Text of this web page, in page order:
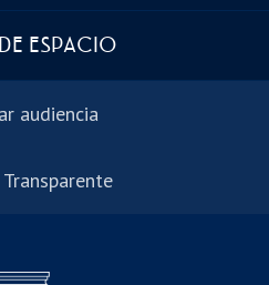
ESPACIO
audiencia